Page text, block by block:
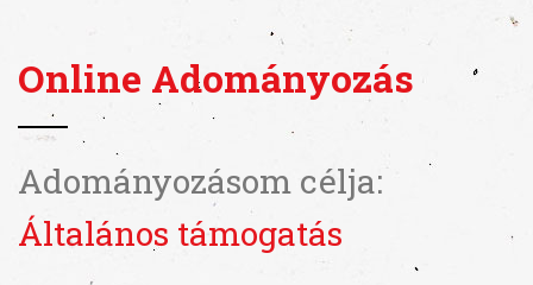
Online Adományozás
Adományozásom célja:
Általános támogatás